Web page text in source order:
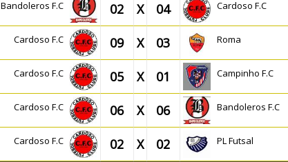
Bandoleros F.C 02 X 04 Cardoso F.C
Cardoso F.C 09 X 03 Roma
Cardoso F.C 05 X 01 Campinho F.C
Cardoso F.C 06 X 06 Bandoleros F.C
Cardoso F.C 02 X 02 PL Futsal